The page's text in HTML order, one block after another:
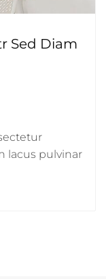
Sed Diam
lacus pulvinar